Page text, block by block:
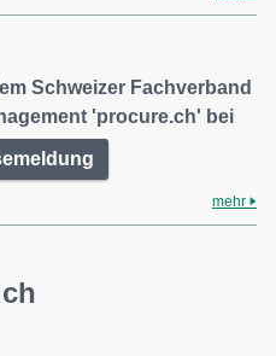
Schweizer Fachverband
'procure.ch' bei
mehr